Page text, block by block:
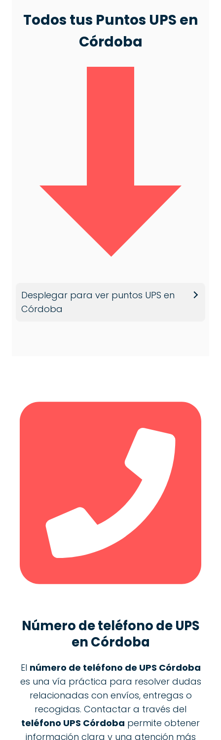
Todos tus Puntos UPS en
Córdoba
Desplegar para ver puntos UPS en
Córdoba
Número de teléfono de UPS
en Córdoba
El número de teléfono de UPS Córdoba
es una vía práctica para resolver dudas
relacionadas con envíos, entregas o
recogidas. Contactar a través del
teléfono UPS Córdoba permite obtener
información clara y una atención más